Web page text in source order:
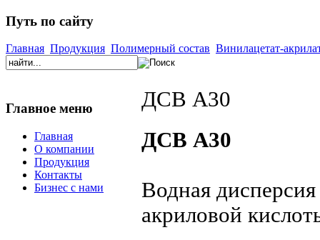
Путь по сайту
Главная Продукция Полимерный состав Винилацетат-
Главное меню
Главная
О компании
Продукция
Контакты
Бизнес с нами
ДСВ А30
ДСВ А30
Водная
акриловой